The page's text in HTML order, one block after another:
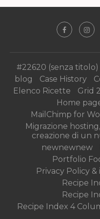
#22620 (senza titolo)
blog
Case History
Elenco Ricette
Grid
Home
MailChimp for
Migrazione
creazione di un
newnewnew
Portfolio
Privacy Policy
Recipe
Recipe
Recipe Index 4